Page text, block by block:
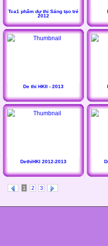
Tca1 phẩm dự thi Sáng tạo trẻ
2012
De thi HKII - 2013
DethiHKI 2012-2013
1 2 3